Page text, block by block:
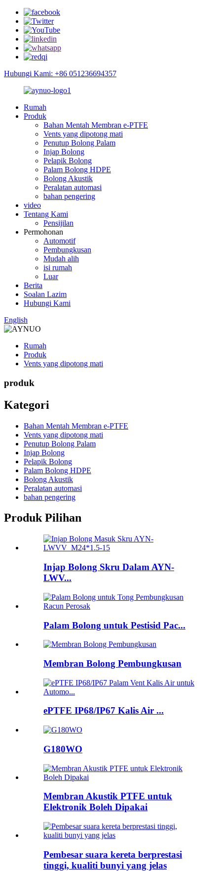
Hubungi Kami: +86 051236694357
Rumah
Produk
Bahan Mentah Membran e-PTFE
Vents yang dipotong mati
Penutup Bolong Palam
Injap Bolong
Pelapik Bolong
Palam Bolong HDPE
Bolong Akustik
Peralatan automasi
bahan pengering
video
Tentang Kami
Pensijilan
Permohonan
Automotif
Pembungkusan
Mudah alih
isi rumah
Luar
Berita
Soalan Lazim
Hubungi Kami
English
Rumah
Produk
Vents yang dipotong mati
produk
Kategori
Bahan Mentah Membran e-PTFE
Vents yang dipotong mati
Penutup Bolong Palam
Injap Bolong
Pelapik Bolong
Palam Bolong HDPE
Bolong Akustik
Peralatan automasi
bahan pengering
Produk Pilihan
Injap Bolong Skru Dalam AYN-
LWV...
Palam Bolong untuk Pestisid Pac...
Membran Bolong Pembungkusan
ePTFE IP68/IP67 Kalis Air ...
G180WO
Membran Akustik PTFE untuk
Elektronik Boleh Dipakai
Pembesar suara kereta berprestasi
tinggi, kualiti bunyi yang jelas